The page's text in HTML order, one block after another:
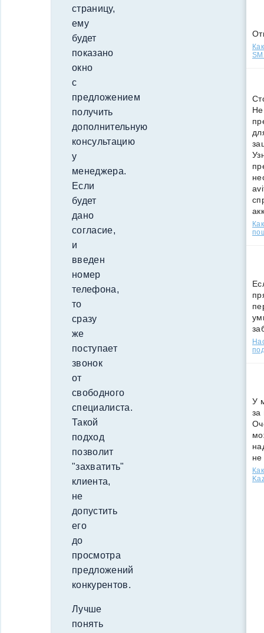
страницу,
ему
будет
показано
окно
с
предложением
получить
дополнительную
консультацию
у
менеджера.
Если
будет
дано
согласие,
и
введен
номер
телефона,
то
сразу
же
поступает
звонок
от
свободного
специалиста.
Такой
подход
позволит
"захватить"
клиента,
не
допустить
его
до
просмотра
предложений
конкурентов.
Лучше
понять
Не
У
за
не